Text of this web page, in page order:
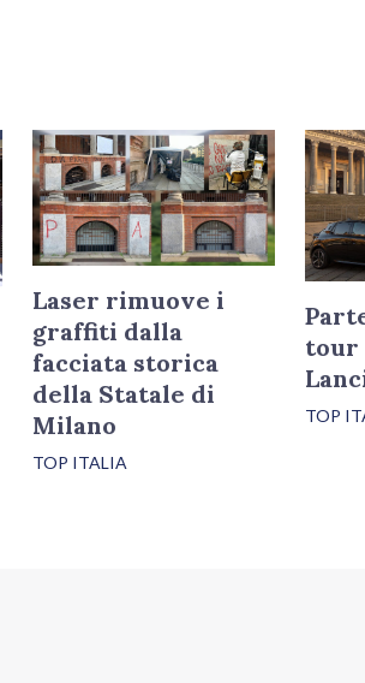
Laser rimuove i
graffiti dalla
facciata storica
della Statale di
Milano
TOP ITALIA
tour
TOP